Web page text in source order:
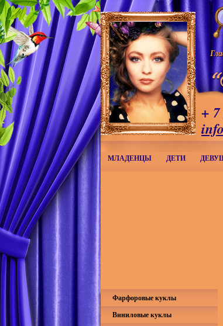
+
МЛАДЕНЦЫ ДЕТИ
Фарфоровые куклы
Виниловые куклы